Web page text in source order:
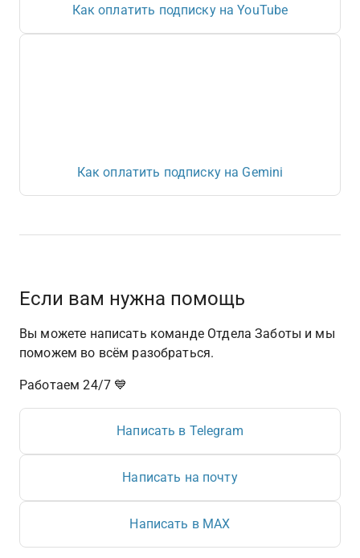
Как оплатить подписку на YouTube
Как оплатить подписку на Gemini
Если вам нужна помощь
Вы можете написать команде Отдела Заботы и мы
поможем во всём разобраться.
Работаем 24/7 💙
Написать в Telegram
Написать на почту
Написать в MAX